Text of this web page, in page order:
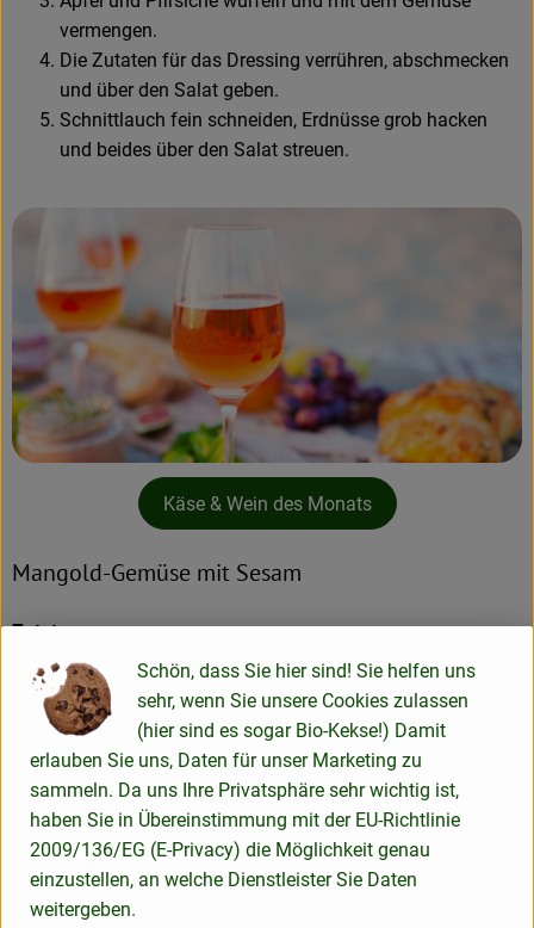
vermengen.
Die Zutaten für das Dressing verrühren, abschmecken
und über den Salat geben.
Schnittlauch fein schneiden, Erdnüsse grob hacken
und beides über den Salat streuen.
Käse & Wein des Monats
Mangold-Gemüse mit Sesam
Zutaten
400 g Mangold
1 Knoblauchzehe
Olivenöl
1 EL Sojasauce
2 EL Sesam
Zubereitung
Den Sesam in einer Pfanne ohne Fett kurz anrösten,
Schön, dass Sie hier sind! Sie helfen uns
sehr, wenn Sie unsere Cookies zulassen
(hier sind es sogar Bio-Kekse!) Damit
erlauben Sie uns, Daten für unser Marketing zu
sammeln. Da uns Ihre Privatsphäre sehr wichtig ist,
haben Sie in Übereinstimmung mit der EU-Richtlinie
2009/136/EG (E-Privacy) die Möglichkeit genau
einzustellen, an welche Dienstleister Sie Daten
weitergeben.